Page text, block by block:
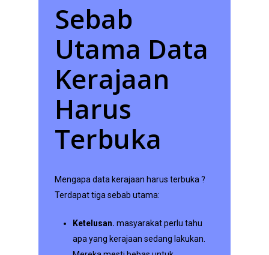
Sebab
Utama Data
Kerajaan
Harus
Terbuka
Mengapa data kerajaan harus terbuka ?
Terdapat tiga sebab utama:
Ketelusan. masyarakat perlu tahu
apa yang kerajaan sedang lakukan.